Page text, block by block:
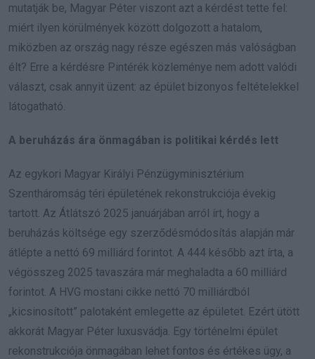
mutatják be, Magyar Péter viszont azt a kérdést tette fel:
miért ilyen körülmények között dolgozott a hatalom,
miközben az ország nagy része egészen más valóságban
élt? Erre a kérdésre Pintérék közleménye nem adott valódi
választ, csak annyit üzent: az épület bizonyos feltételekkel
látogatható.
A beruházás ára önmagában is politikai kérdés lett
Az egykori Magyar Királyi Pénzügyminisztérium
Szentháromság téri épületének rekonstrukciója évekig
tartott. Az Átlátszó 2025 januárjában arról írt, hogy a
beruházás költsége egy szerződésmódosítás alapján már
átlépte a nettó 69 milliárd forintot. A 444 később azt írta, a
végösszeg 2025 tavaszára már meghaladta a 60 milliárd
forintot. A HVG mostani cikke nettó 70 milliárdból
„kicsinosított” palotaként emlegette az épületet. Ezért ütött
akkorát Magyar Péter luxusvádja. Egy történelmi épület
rekonstrukciója önmagában lehet fontos és értékes ügy, a